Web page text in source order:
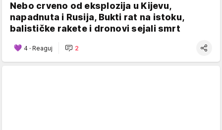
Nebo crveno od eksplozija u Kijevu,
napadnuta i Rusija, Bukti rat na istoku,
balističke rakete i dronovi sejali smrt
4 · Reaguj 2